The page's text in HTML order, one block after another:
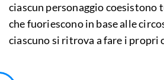
ciascun personaggio coesistono
che fuoriescono in base alle
ciascuno si ritrova a fare i propri